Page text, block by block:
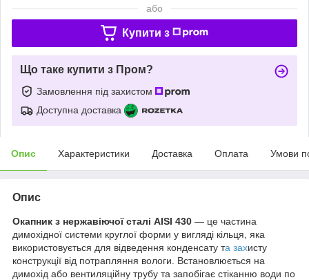
або
Купити з
Що таке купити з Пром?
Замовлення під захистом
Доступна доставка
Опис Характеристики Доставка Оплата Умови
Опис
Окапник з нержавіючої сталі AISI 430 — це частина
димохідної системи круглої форми у вигляді кільця, яка
використовується для відведення конденсату та захисту
конструкції від потрапляння вологи. Встановлюється на
димохід або вентиляційну трубу та запобігає стіканню води по